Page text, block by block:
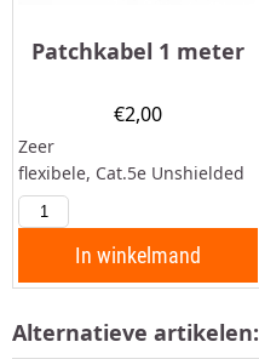
Patchkabel 1 meter
€2,00
Zeer
flexibele, Cat.5e Unshielded
Twisted Pair (UTP)
patchkabel, met aan beide
zijden een RJ45 connector en
een tule. Deze kabel is
Verbindingen in een...
In winkelmand
Alternatieve artikelen: